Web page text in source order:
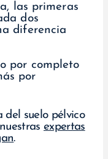
las primeras
dos
diferencia
por completo
por
del suelo pélvico
expertas
.